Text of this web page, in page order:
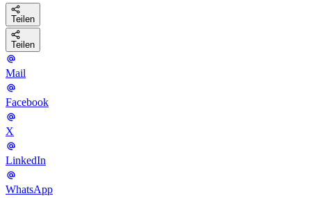
Teilen
Teilen
Mail
Facebook
X
LinkedIn
WhatsApp